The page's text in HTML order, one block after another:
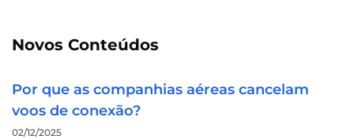
Novos Conteúdos
Por que as companhias aéreas cancelam
voos de conexão?
02/12/2025